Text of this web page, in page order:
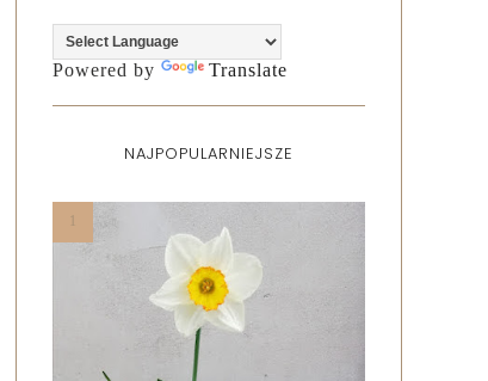
Powered by Translate
NAJPOPULARNIEJSZE